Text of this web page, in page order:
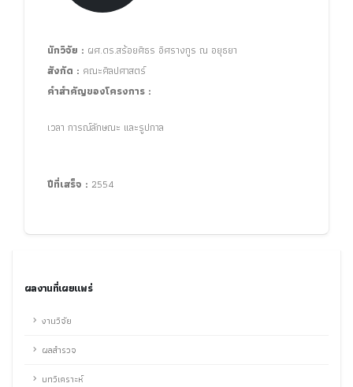
นักวิจัย : ผศ.ดร.สร้อยศิธร อิศรางกูร ณ อยุธยา
สังกัด : คณะศิลปศาสตร์
คำสำคัญของโครงการ :
เวลา การณ์ลักษณะ และรูปกาล
ปีที่เสร็จ : 2554
ผลงานที่เผยแพร่
งานวิจัย
ผลสำรวจ
บทวิเคราะห์